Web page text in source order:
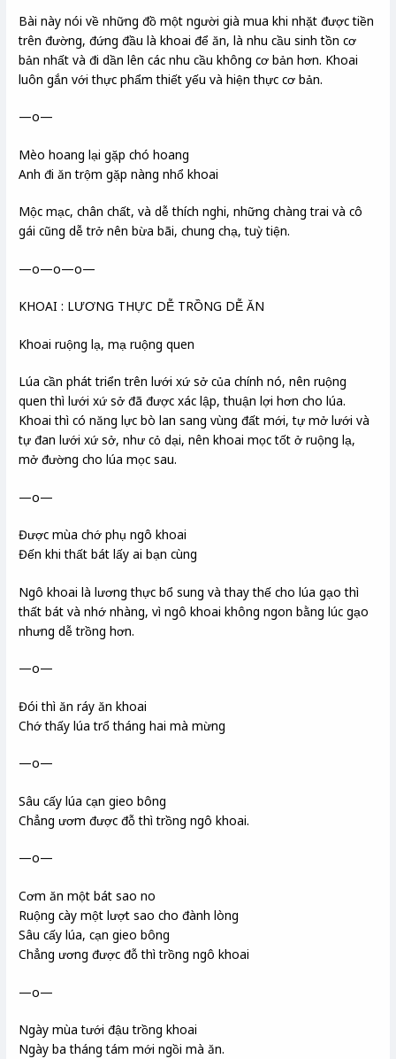
Bài này nói về những đồ một người già mua khi nhặt được tiền
trên đường, đứng đầu là khoai để ăn, là nhu cầu sinh tồn cơ
bản nhất và đi dần lên các nhu cầu không cơ bản hơn. Khoai
luôn gắn với thực phẩm thiết yếu và hiện thực cơ bản.
—o—
Mèo hoang lại gặp chó hoang
Anh đi ăn trộm gặp nàng nhổ khoai
Mộc mạc, chân chất, và dễ thích nghi, những chàng trai và cô
gái cũng dễ trở nên bừa bãi, chung chạ, tuỳ tiện.
—o—o—o—
KHOAI : LƯƠNG THỰC DỄ TRỒNG DỄ ĂN
Khoai ruộng lạ, mạ ruộng quen
Lúa cần phát triển trên lưới xứ sở của chính nó, nên ruộng
quen thì lưới xứ sở đã được xác lập, thuận lợi hơn cho lúa.
Khoai thì có năng lực bò lan sang vùng đất mới, tự mở lưới và
tự đan lưới xứ sở, như cỏ dại, nên khoai mọc tốt ở ruộng lạ,
mở đường cho lúa mọc sau.
—o—
Được mùa chớ phụ ngô khoai
Đến khi thất bát lấy ai bạn cùng
Ngô khoai là lương thực bổ sung và thay thế cho lúa gạo thì
thất bát và nhớ nhàng, vì ngô khoai không ngon bằng lúc gạo
nhưng dễ trồng hơn.
—o—
Đói thì ăn ráy ăn khoai
Chớ thấy lúa trổ tháng hai mà mừng
—o—
Sâu cấy lúa cạn gieo bông
Chẳng ươm được đỗ thì trồng ngô khoai.
—o—
Cơm ăn một bát sao no
Ruộng cày một lượt sao cho đành lòng
Sâu cấy lúa, cạn gieo bông
Chẳng ương được đỗ thì trồng ngô khoai
—o—
Ngày mùa tưới đậu trồng khoai
Ngày ba tháng tám mới ngồi mà ăn.